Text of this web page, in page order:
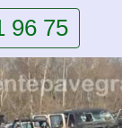
96 75